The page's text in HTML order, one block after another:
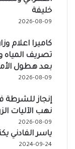
خليفة
2026-08-09
كاميرا اعلام
تصريف المياه
بعد هطول
2026-08-09
إنجاز
نهب الآليات
2026-08-09
ياسر
2024-09-24